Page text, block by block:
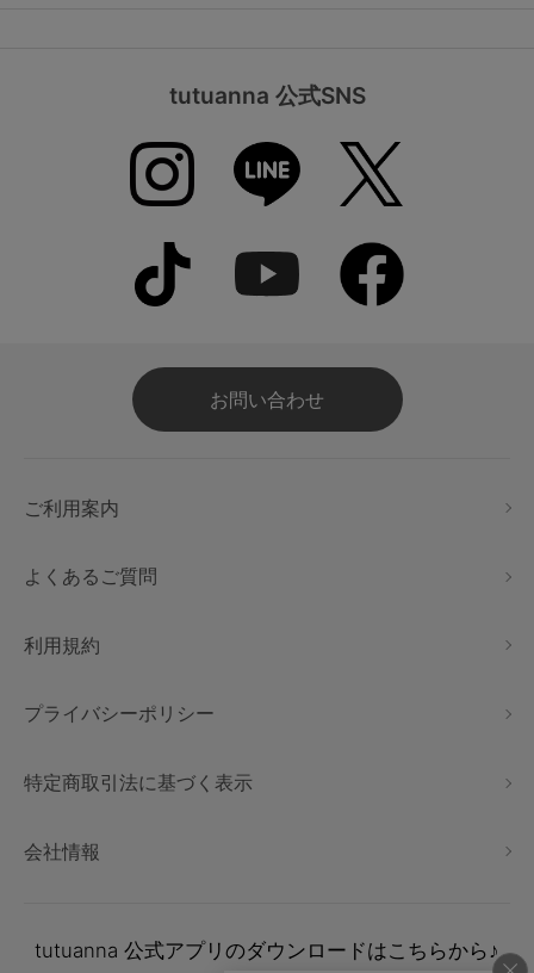
tutuanna 公式SNS
お問い合わせ
ご利用案内
よくあるご質問
利用規約
プライバシーポリシー
特定商取引法に基づく表示
会社情報
tutuanna 公式アプリのダウンロードはこちらから♪